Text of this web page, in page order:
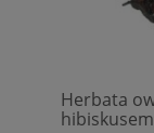
Herbata